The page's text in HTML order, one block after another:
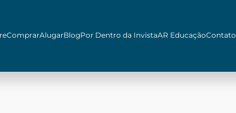
ComprarAlugarBlogPor Dentro da InvistaAR EducaçãoContato